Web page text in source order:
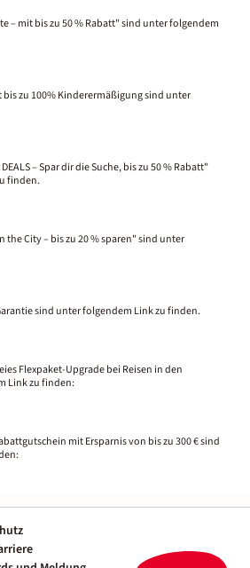
– mit bis zu 50 % Rabatt" sind unter folgendem
zu 100% Kinderermäßigung sind unter
– Spar dir die Suche, bis zu 50 % Rabatt"
finden.
the City – bis zu 20 % sparen" sind unter
sind unter folgendem Link zu finden.
Flexpaket-Upgrade bei Reisen in den
Link zu finden:
mit Ersparnis von bis zu 300 € sind